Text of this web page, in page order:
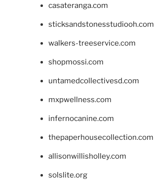
casateranga.com
sticksandstonesstudiooh.com
walkers-treeservice.com
shopmossi.com
untamedcollectivesd.com
mxpwellness.com
infernocanine.com
thepaperhousecollection.com
allisonwillisholley.com
solslite.org